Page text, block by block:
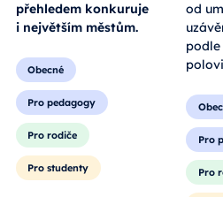
přehledem konkuruje
i největším městům.
Obecné
Pro pedagogy
Pro rodiče
Pro studenty
od
Pro
Pro